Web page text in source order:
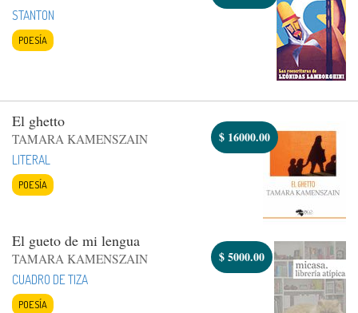
STANTON
POESÍA
El ghetto
TAMARA KAMENSZAIN
LITERAL
POESÍA
$ 16000.00
El gueto de mi lengua
TAMARA KAMENSZAIN
CUADRO DE TIZA
POESÍA
$5000.00